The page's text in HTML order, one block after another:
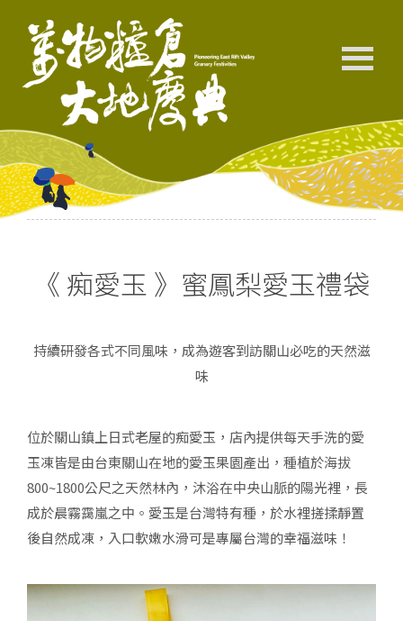
《 痴愛玉 》蜜鳳梨愛玉禮袋
持續研發各式不同風味，成為遊客到訪關山必吃的天然滋
味
位於關山鎮上日式老屋的痴愛玉，店內提供每天手洗的愛
玉凍皆是由台東關山在地的愛玉果園產出，種植於海拔
800~1800公尺之天然林內，沐浴在中央山脈的陽光裡，長
成於晨霧靄嵐之中。愛玉是台灣特有種，於水裡搓揉靜置
後自然成凍，入口軟嫩水滑可是專屬台灣的幸福滋味！